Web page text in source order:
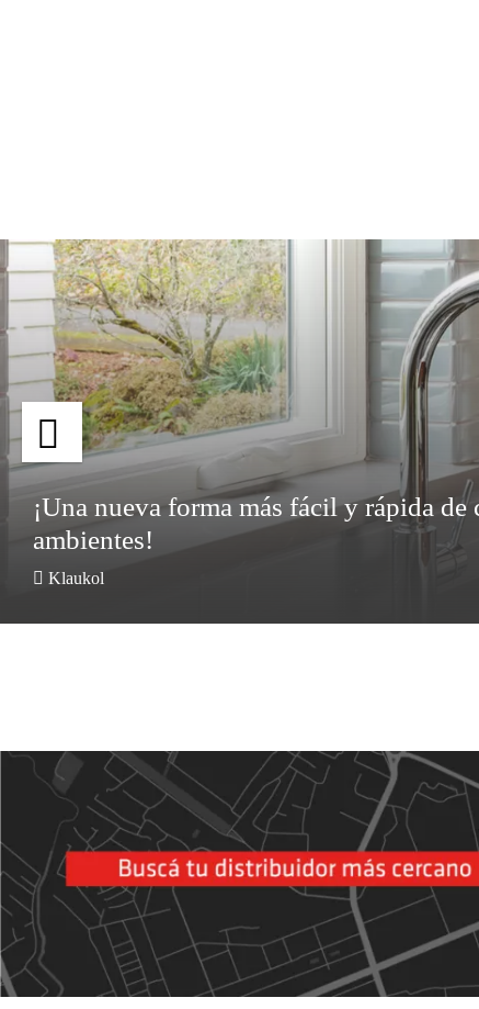
¡Una nueva forma más fácil y rápida
ambientes!
Klaukol
¡Una nueva forma más fácil y rápida de
ambientes!